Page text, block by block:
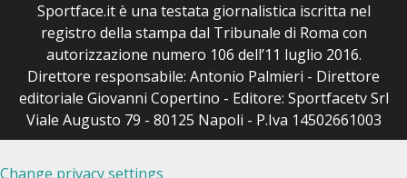
Sportface.it è una testata giornalistica iscritta nel
registro della stampa dal Tribunale di Roma con
autorizzazione numero 106 dell’11 luglio 2016.
Direttore responsabile: Antonio Palmieri - Direttore
editoriale Giovanni Copertino - Editore: Sportfacetv Srl
Viale Augusto 79 - 80125 Napoli - P.Iva 14502661003
Change privacy settings